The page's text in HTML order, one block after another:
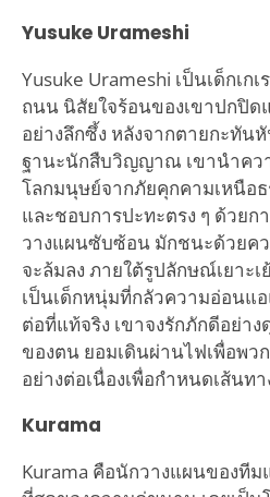
Yusuke Urameshi
Yusuke Urameshi เป็นเด็กเก
ถนน นิสัยใจร้อนของเขาปกปิ
อย่างลึกซึ้ง หลังจากตายกะทัน
ฐานะนักสืบวิญญาณ เขานำคว
โลกมนุษย์จากภัยคุกคามเหนือ
และชอบการปะทะตรง ๆ ด้วยก
วางแผนซับซ้อน มักชนะด้วยค
จะล้มลง ภายใต้รูปลักษณ์เยาะ
เป็นเด็กหนุ่มที่กลัวความอ่อนแ
ต่อที่แท้จริง เขาจงรักภักดีอย่าง
ของตน ยอมเดินผ่านไฟเพื่อพ
อย่างต่อเนื่องเพื่อกำหนดเส้นท
Kurama
Kurama คือนักวางแผนของทีม